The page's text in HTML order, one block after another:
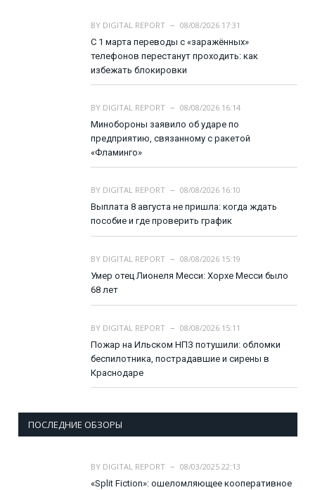
BY DIGITAL REPORT
08/08/2026 17:31
С 1 марта переводы с «заражённых»
телефонов перестанут проходить: как
избежать блокировки
BY DIGITAL REPORT
08/08/2026 16:14
Минобороны заявило об ударе по
предприятию, связанному с ракетой
«Фламинго»
BY DIGITAL REPORT
08/08/2026 16:10
Выплата 8 августа не пришла: когда ждать
пособие и где проверить график
BY DIGITAL REPORT
08/08/2026 15:19
Умер отец Лионеля Месси: Хорхе Месси было
68 лет
BY DIGITAL REPORT
08/08/2026 15:11
Пожар на Ильском НПЗ потушили: обломки
беспилотника, пострадавшие и сирены в
Краснодаре
ПОСЛЕДНИЕ ОБЗОРЫ
BY DIGITAL REPORT
08/03/2025 22:13
«Split Fiction»: ошеломляющее кооперативное